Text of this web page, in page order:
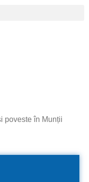
poveste în Munții